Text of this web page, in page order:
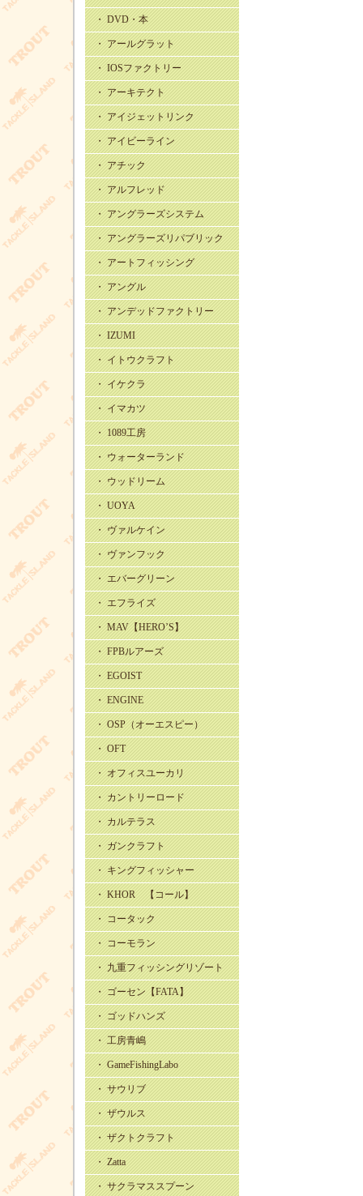
・ DVD・本
・ アールグラット
・ IOSファクトリー
・ アーキテクト
・ アイジェットリンク
・ アイビーライン
・ アチック
・ アルフレッド
・ アングラーズシステム
・ アングラーズリパブリック
・ アートフィッシング
・ アングル
・ アンデッドファクトリー
・ IZUMI
・ イトウクラフト
・ イケクラ
・ イマカツ
・ 1089工房
・ ウォーターランド
・ ウッドリーム
・ UOYA
・ ヴァルケイン
・ ヴァンフック
・ エバーグリーン
・ エフライズ
・ MAV【HERO’S】
・ FPBルアーズ
・ EGOIST
・ ENGINE
・ OSP（オーエスピー）
・ OFT
・ オフィスユーカリ
・ カントリーロード
・ カルテラス
・ ガンクラフト
・ キングフィッシャー
・ KHOR 【コール】
・ コータック
・ コーモラン
・ 九重フィッシングリゾート
・ ゴーセン【FATA】
・ ゴッドハンズ
・ 工房青嶋
・ GameFishingLabo
・ サウリブ
・ ザウルス
・ ザクトクラフト
・ Zatta
・ サクラマススプーン